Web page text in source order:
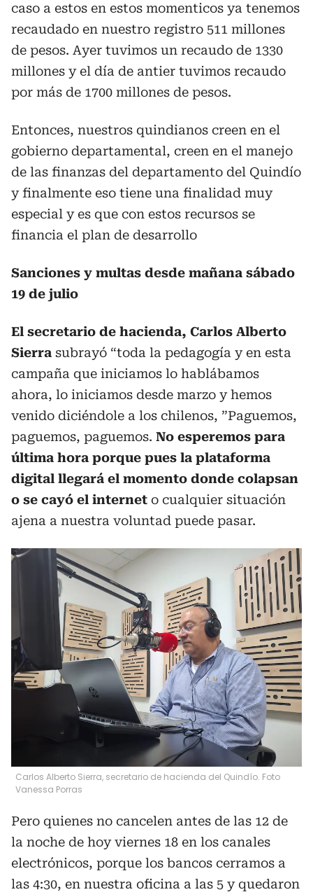
caso a estos en estos momenticos ya tenemos
recaudado en nuestro registro 511 millones
de pesos. Ayer tuvimos un recaudo de 1330
millones y el día de antier tuvimos recaudo
por más de 1700 millones de pesos.
Entonces, nuestros quindianos creen en el
gobierno departamental, creen en el manejo
de las finanzas del departamento del Quindío
y finalmente eso tiene una finalidad muy
especial y es que con estos recursos se
financia el plan de desarrollo
Sanciones y multas desde mañana sábado
19 de julio
El secretario de hacienda, Carlos Alberto
Sierra subrayó “toda la pedagogía y en esta
campaña que iniciamos lo hablábamos
ahora, lo iniciamos desde marzo y hemos
venido diciéndole a los chilenos, ”Paguemos,
paguemos, paguemos. No esperemos para
última hora porque pues la plataforma
digital llegará el momento donde colapsan
o se cayó el internet o cualquier situación
ajena a nuestra voluntad puede pasar.
Carlos Alberto Sierra, secretario de hacienda del Quindío. Foto
Vanessa Porras
Pero quienes no cancelen antes de las 12 de
la noche de hoy viernes 18 en los canales
electrónicos, porque los bancos cerramos a
las 4:30, en nuestra oficina a las 5 y quedaron